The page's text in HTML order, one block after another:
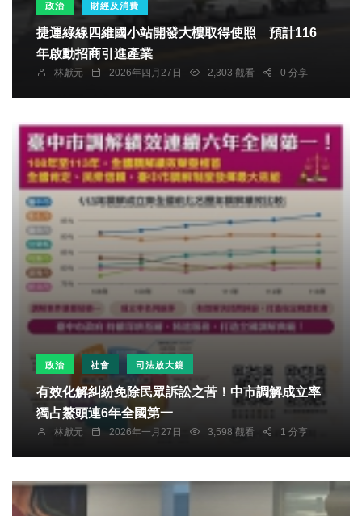
政治 財經及消費
捷運綠線四維國小站開發大樓取得使照 預計116
年啟動招商引進產業
林獻元 2026年四月27日 2,303 觀看 0 分享
政治 社會 司法放大鏡
有效化解糾紛免除民眾訴訟之苦！中市調解成立率
獨占鰲頭連6年全國第一
林獻元 2026年一月27日 3,598 觀看 1 分享